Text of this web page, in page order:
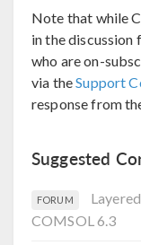
Note that while
in the discussion
who are on-
via theSupport
response from
Suggested
FORUM
COMSOL 6.3